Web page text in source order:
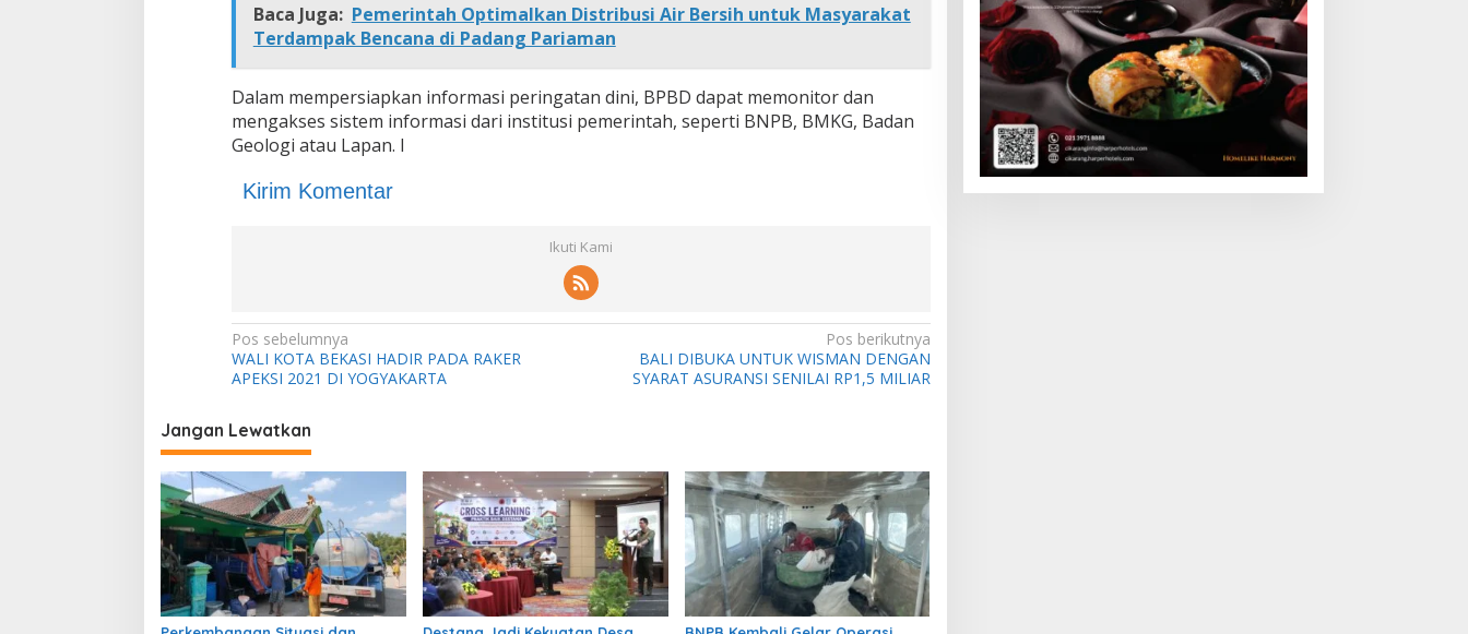
Baca Juga: Pemerintah Optimalkan Distribusi Air Bersih untuk Masyarakat
Terdampak Bencana di Padang Pariaman
Dalam mempersiapkan informasi peringatan dini, BPBD dapat memonitor dan
mengakses sistem informasi dari institusi pemerintah, seperti BNPB, BMKG, Badan
Geologi atau Lapan. I
Kirim Komentar
Ikuti Kami
N
a
i
g
a
s
i
p
o
Pos sebelumnya
WALI KOTA BEKASI HADIR PADA RAKER
APEKSI 2021 DI YOGYAKARTA
Pos berikutnya
BALI DIBUKA UNTUK WISMAN DENGAN
SYARAT ASURANSI SENILAI RP1,5 MILIAR
Jangan Lewatkan